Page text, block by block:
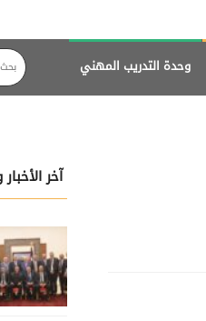
وحدة التدريب المهني
آخر